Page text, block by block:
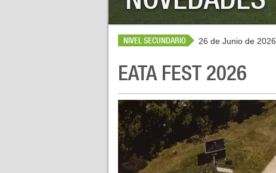
NIVEL SECUNDARIO 26 de Junio de 2026
EATA FEST 2026